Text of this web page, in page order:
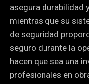
asegura durabilidad
mientras que su
de seguridad
seguro durante la
hacen que sea una
profesionales en